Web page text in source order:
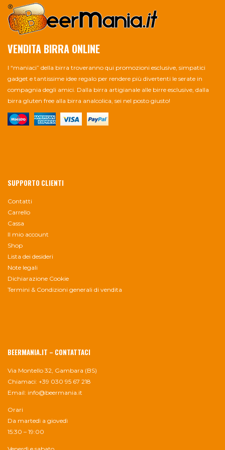
VENDITA BIRRA ONLINE
I “maniaci” della birra troveranno qui promozioni esclusive, simpatici
gadget e tantissime idee regalo per rendere più divertenti le serate in
compagnia degli amici. Dalla birra artigianale alle birre esclusive, dalla
birra gluten free alla birra analcolica, sei nel posto giusto!
SUPPORTO CLIENTI
Contatti
Carrello
Cassa
Il mio account
Shop
Lista dei desideri
Note legali
Dichiarazione Cookie
Termini & Condizioni generali di vendita
BEERMANIA.IT – CONTATTACI
Via Montello 32, Gambara (BS)
Chiamaci: +39 030 95 67 218
Email: info@beermania.it
Orari
Da martedì a giovedì
15:30 – 19:00